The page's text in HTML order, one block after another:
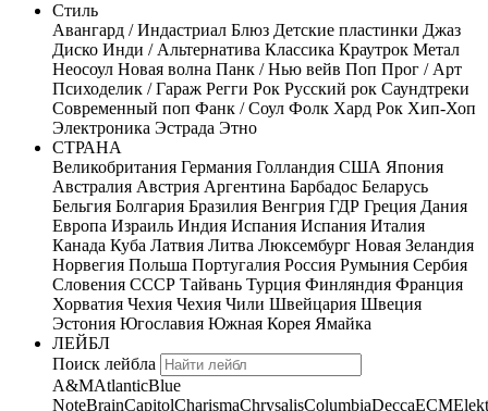
Стиль
Авангард / Индастриал Блюз Детские пластинки Джаз
Диско Инди / Альтернатива Классика Краутрок Метал
Неосоул Новая волна Панк / Нью вейв Поп Прог / Арт
Психоделик / Гараж Регги Рок Русский рок Саундтреки
Современный поп Фанк / Соул Фолк Хард Рок Хип-Хоп
Электроника Эстрада Этно
СТРАНА
Великобритания Германия Голландия США Япония
Австралия Австрия Аргентина Барбадос Беларусь
Бельгия Болгария Бразилия Венгрия ГДР Греция Дания
Европа Израиль Индия Испания Испания Италия
Канада Куба Латвия Литва Люксембург Новая Зеландия
Норвегия Польша Португалия Россия Румыния Сербия
Словения СССР Тайвань Турция Финляндия Франция
Хорватия Чехия Чехия Чили Швейцария Швеция
Эстония Югославия Южная Корея Ямайка
ЛЕЙБЛ
Поиск лейбла
A&MAtlanticBlue
NoteBrainCapitolCharismaChrysalisColumbiaDeccaECM